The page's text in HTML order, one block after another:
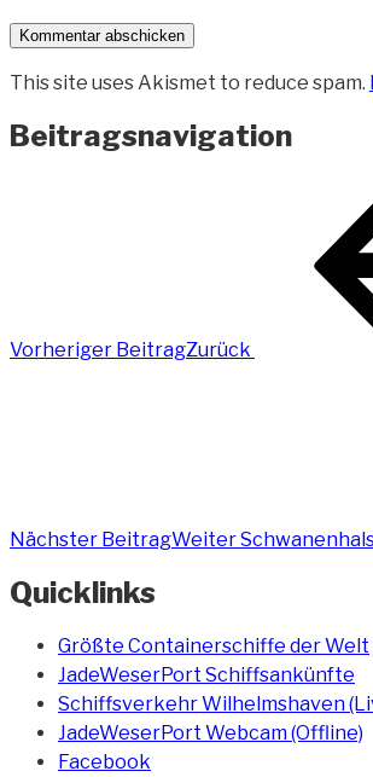
This site uses Akismet to reduce spam.
Beitragsnavigation
Vorheriger BeitragZurück
Nächster BeitragWeiter
Quicklinks
Größte Containerschiffe der Welt
JadeWeserPort Schiffsankünfte
Schiffsverkehr Wilhelmshaven
JadeWeserPort Webcam (Offline)
Facebook